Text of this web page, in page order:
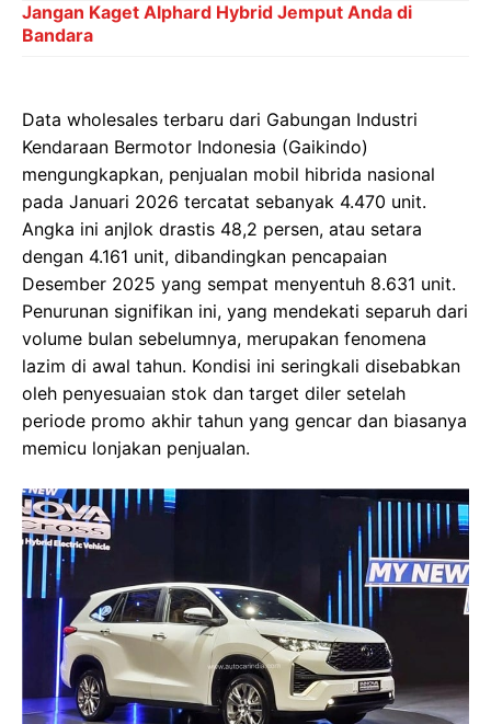
Jangan Kaget Alphard Hybrid Jemput Anda di
Bandara
Data wholesales terbaru dari Gabungan Industri
Kendaraan Bermotor Indonesia (Gaikindo)
mengungkapkan, penjualan mobil hibrida nasional
pada Januari 2026 tercatat sebanyak 4.470 unit.
Angka ini anjlok drastis 48,2 persen, atau setara
dengan 4.161 unit, dibandingkan pencapaian
Desember 2025 yang sempat menyentuh 8.631 unit.
Penurunan signifikan ini, yang mendekati separuh dari
volume bulan sebelumnya, merupakan fenomena
lazim di awal tahun. Kondisi ini seringkali disebabkan
oleh penyesuaian stok dan target diler setelah
periode promo akhir tahun yang gencar dan biasanya
memicu lonjakan penjualan.